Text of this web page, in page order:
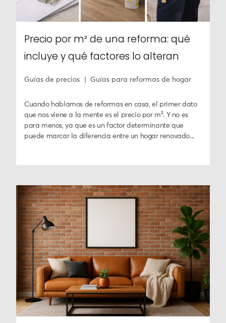
Precio por m² de una reforma: qué
incluye y qué factores lo alteran
Guías de precios Guías para reformas de hogar
Cuando hablamos de reformas en casa, el primer dato
que nos viene a la mente es el precio por m². Y no es
para menos, ya que es un factor determinante que
puede marcar la diferencia entre un hogar renovado...